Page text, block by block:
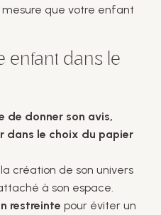
que votre enfant
enfant dans le
de donner son avis,
dans le choix du papier
création de son univers
à son espace.
restreinte pour éviter un